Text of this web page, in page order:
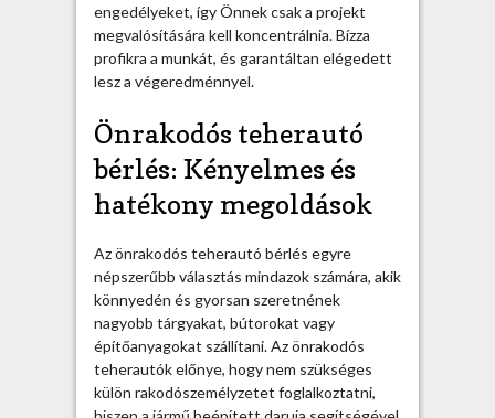
y
z
é
s
e
engedélyeket, így Önnek csak a projekt
megvalósítására kell koncentrálnia. Bízza
profikra a munkát, és garantáltan elégedett
lesz a végeredménnyel.
Önrakodós teherautó
bérlés: Kényelmes és
hatékony megoldások
Az önrakodós teherautó bérlés egyre
népszerűbb választás mindazok számára, akik
könnyedén és gyorsan szeretnének
nagyobb tárgyakat, bútorokat vagy
építőanyagokat szállítani. Az önrakodós
teherautók előnye, hogy nem szükséges
külön rakodószemélyzetet foglalkoztatni,